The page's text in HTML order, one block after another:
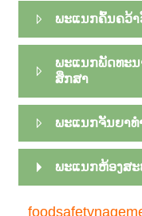
ພະແນກຄົ້ນຄວ້າ
ພະແນກພັດທະນ
ສຶກສາ
ພະແນກຈັນຍາທ
ພະແນກຫ້ອງສ